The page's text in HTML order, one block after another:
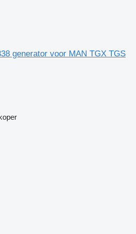
generator voor MAN TGX TGS